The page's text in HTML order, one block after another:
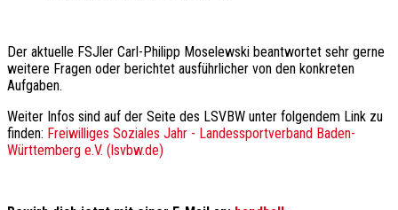
Der aktuelle FSJler Carl-Philipp Moselewski beantwortet sehr gerne
weitere Fragen oder berichtet ausführlicher von den konkreten
Aufgaben.
Weiter Infos sind auf der Seite des LSVBW unter folgendem Link zu
finden: Freiwilliges Soziales Jahr - Landessportverband Baden-
Württemberg e.V. (lsvbw.de)